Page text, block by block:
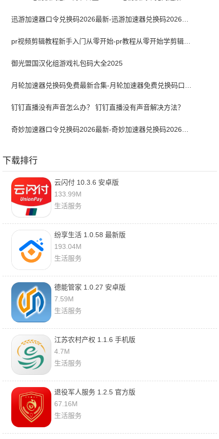
pr视频剪辑教程新手入门从零开始-pr教程从零开始学剪辑全集免费
御光盟国汉化组游戏礼包码大全2025
钉钉直播没有声音怎么办？ 钉钉直播没有声音解决方法？
下载排行
云闪付 10.3.6 安卓版
133.99M
生活服务
纷享生活 1.0.58 最新版
193.04M
生活服务
德能管家 1.0.27 安卓版
7.59M
生活服务
江苏农村产权 1.1.6 手机版
4.7M
生活服务
退役军人服务 1.2.5 官方版
67.16M
生活服务